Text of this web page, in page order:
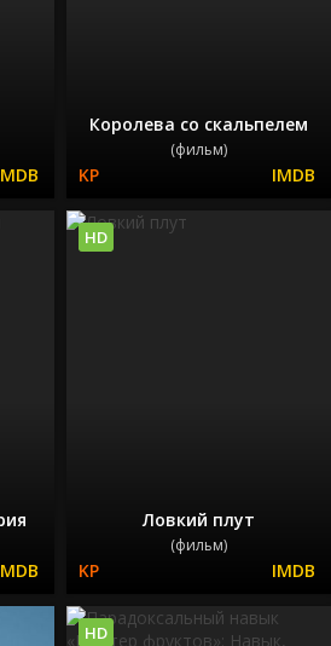
Королева со скальпелем
(фильм)
Ловкий плут
(фильм)
HD
HD